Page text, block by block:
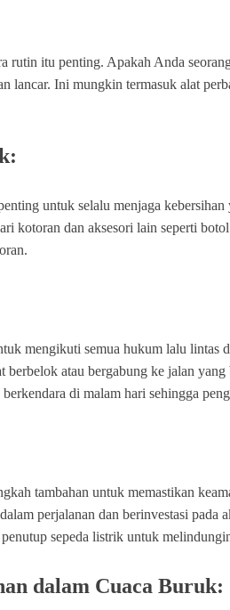
rutin itu penting. Apakah Anda
Ini mungkin termasuk alat
untuk selalu menjaga
kotoran dan aksesori lain seperti
mengikuti semua hukum lalu lintas
atau bergabung ke jalan
di malam hari sehingga
tambahan untuk memastikan
perjalanan dan berinvestasi
sepeda listrik untuk
dalam Cuaca Buruk: